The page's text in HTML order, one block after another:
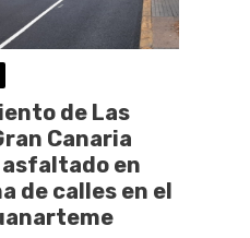
de Las
Canaria
en
de calles en el